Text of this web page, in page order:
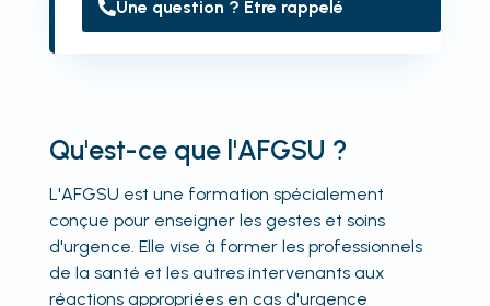
Une question ? Être rappelé
Qu'est-ce que l'AFGSU ?
L'AFGSU est une formation spécialement
conçue pour enseigner les gestes et soins
d'urgence. Elle vise à former les professionnels
de la santé et les autres intervenants aux
réactions appropriées en cas d'urgence